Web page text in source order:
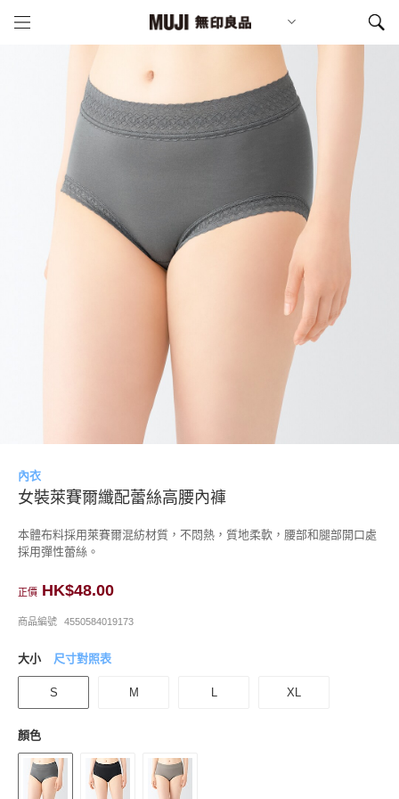
內衣
女裝萊賽爾纖配蕾絲高腰內褲
本體布料採用萊賽爾混紡材質，不悶熱，質地柔軟，腰部和腿部開口處
採用彈性蕾絲。
正價 HK$48.00
商品編號 4550584019173
大小 尺寸對照表
S M L XL
顏色